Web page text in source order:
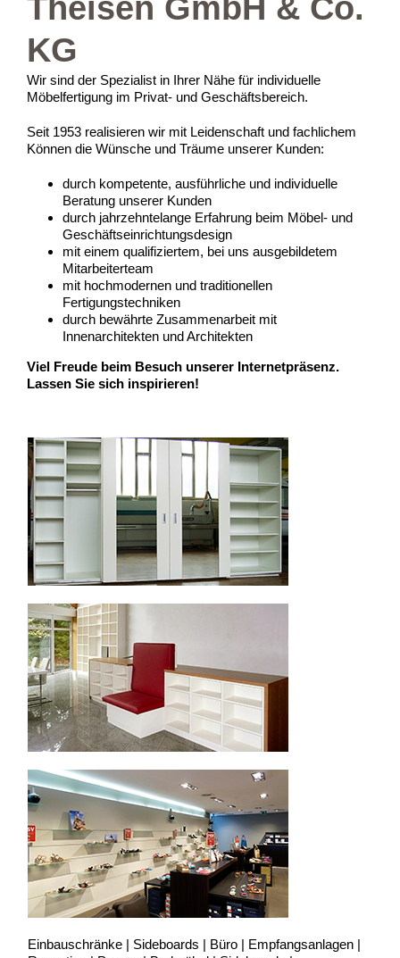
Theisen GmbH & Co.
KG
Wir sind der Spezialist in Ihrer Nähe für individuelle
Möbelfertigung im Privat- und Geschäftsbereich.
Seit 1953 realisieren wir mit Leidenschaft und fachlichem
Können die Wünsche und Träume unserer Kunden:
durch kompetente, ausführliche und individuelle
Beratung unserer Kunden
durch jahrzehntelange Erfahrung beim Möbel- und
Geschäftseinrichtungsdesign
mit einem qualifiziertem, bei uns ausgebildetem
Mitarbeiterteam
mit hochmodernen und traditionellen
Fertigungstechniken
durch bewährte Zusammenarbeit mit
Innenarchitekten und Architekten
Viel Freude beim Besuch unserer Internetpräsenz.
Lassen Sie sich inspirieren!
Einbauschränke | Sideboards | Büro | Empfangsanlagen |